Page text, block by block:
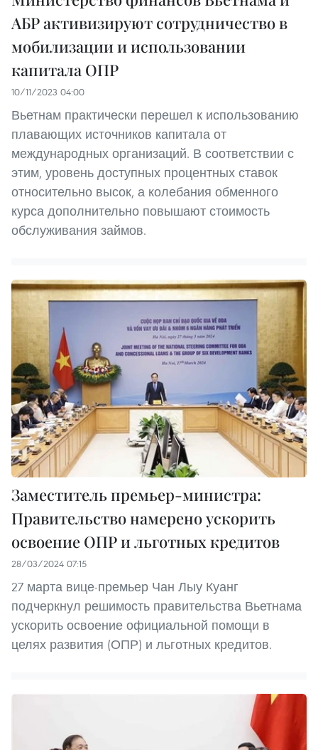
АБР активизируют сотрудничество в
мобилизации и использовании
капитала ОПР
10/11/2023 04:00
Вьетнам практически перешел к использованию
плавающих источников капитала от
международных организаций. В соответствии с
этим, уровень доступных процентных ставок
относительно высок, а колебания обменного
курса дополнительно повышают стоимость
обслуживания займов.
Заместитель премьер-министра:
Правительство намерено ускорить
освоение ОПР и льготных кредитов
28/03/2024 07:15
27 марта вице-премьер Чан Лыу Куанг
подчеркнул решимость правительства Вьетнама
ускорить освоение официальной помощи в
целях развития (ОПР) и льготных кредитов.